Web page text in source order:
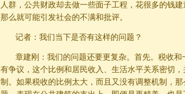
人群，公共财政却去做一些面子工程，花很多的钱建
那么就可能引发社会的不满和批评。
记者：我们当下是否有这样的问题？
章建刚：我们的问题还要更复杂。首先。税收和
有争议，这个比例和居民收入、生活水平关系密切
制。如果税收的比例太大，而且又没有调整机制，